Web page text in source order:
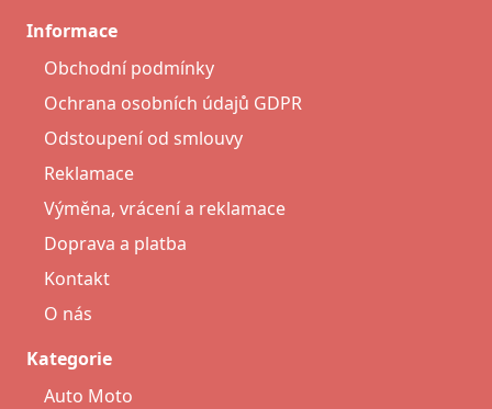
Informace
Obchodní podmínky
Ochrana osobních údajů GDPR
Odstoupení od smlouvy
Reklamace
Výměna, vrácení a reklamace
Doprava a platba
Kontakt
O nás
Kategorie
Auto Moto